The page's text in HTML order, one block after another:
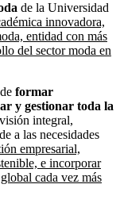
de la Universidad
innovadora,
entidad con más
del sector moda en
formar
y gestionar toda la
integral,
a las necesidades
empresarial,
e incorporar
cada vez más